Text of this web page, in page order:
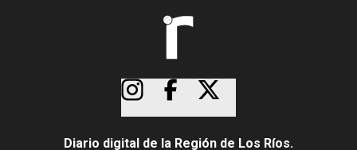
Diario digital de la Región de Los Ríos.